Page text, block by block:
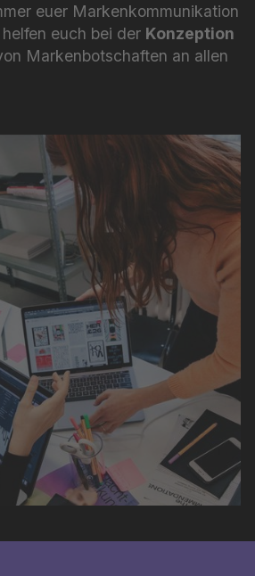
euer Markenkommunikation
euch bei der Konzeption
Markenbotschaften an allen